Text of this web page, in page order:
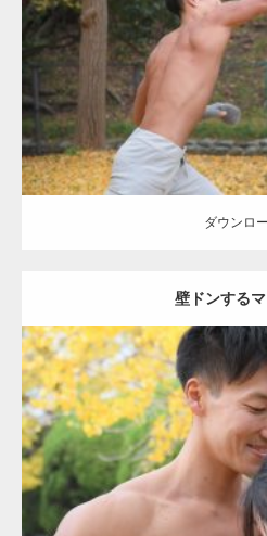
Category: 公園のマッチョ その他
ダウンロード
ダウンロ
壁ドンする
Update:
Category:公園のマッチョ その他
筋